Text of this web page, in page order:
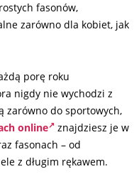
fasonów,
zarówno dla kobiet, jak
porę roku
nigdy nie wychodzi z
zarówno do sportowych,
online
znajdziesz je w
fasonach – od
z długim rękawem.